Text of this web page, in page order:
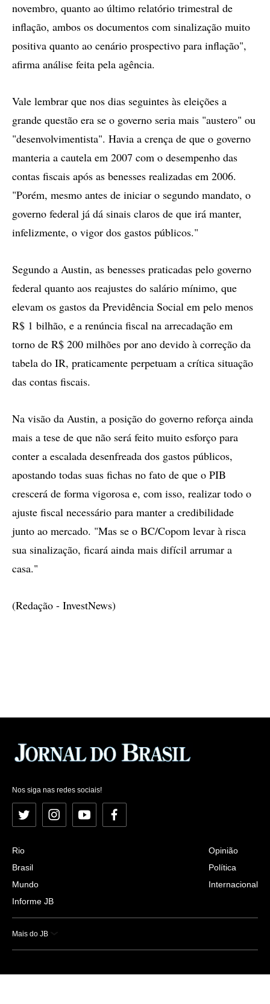
novembro, quanto ao último relatório trimestral de
inflação, ambos os documentos com sinalização muito
positiva quanto ao cenário prospectivo para inflação",
afirma análise feita pela agência.
Vale lembrar que nos dias seguintes às eleições a
grande questão era se o governo seria mais "austero" ou
"desenvolvimentista". Havia a crença de que o governo
manteria a cautela em 2007 com o desempenho das
contas fiscais após as benesses realizadas em 2006.
"Porém, mesmo antes de iniciar o segundo mandato, o
governo federal já dá sinais claros de que irá manter,
infelizmente, o vigor dos gastos públicos."
Segundo a Austin, as benesses praticadas pelo governo
federal quanto aos reajustes do salário mínimo, que
elevam os gastos da Previdência Social em pelo menos
R$ 1 bilhão, e a renúncia fiscal na arrecadação em
torno de R$ 200 milhões por ano devido à correção da
tabela do IR, praticamente perpetuam a crítica situação
das contas fiscais.
Na visão da Austin, a posição do governo reforça ainda
mais a tese de que não será feito muito esforço para
conter a escalada desenfreada dos gastos públicos,
apostando todas suas fichas no fato de que o PIB
crescerá de forma vigorosa e, com isso, realizar todo o
ajuste fiscal necessário para manter a credibilidade
junto ao mercado. "Mas se o BC/Copom levar à risca
sua sinalização, ficará ainda mais difícil arrumar a
casa."
(Redação - InvestNews)
Nos siga nas redes sociais!
Twitter InstagramYouTubeFacebook
Rio
Brasil
Mundo
Informe JB
Opinião
Política
Internacional
Mais do JB
Esportes